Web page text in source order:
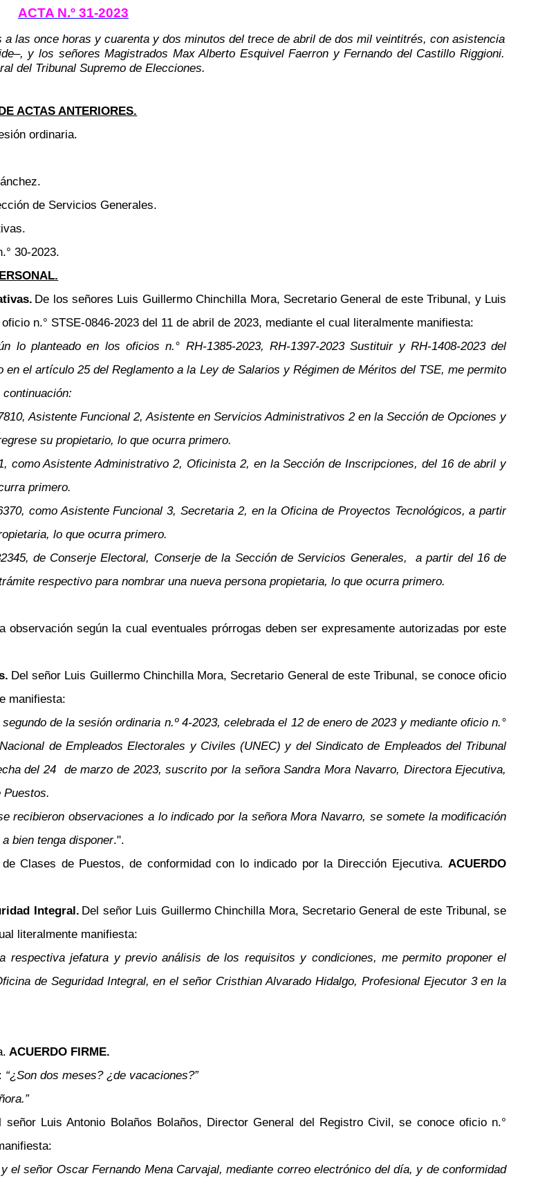
ACTA N.º 31-2023
a las once horas y cuarenta y dos minutos del trece de abril de dos mil veintitrés, con asistencia
y los señores Magistrados Max Alberto Esquivel Faerron y Fernando del Castillo Riggioni.
del Tribunal Supremo de Elecciones.
ACTAS ANTERIORES.
ordinaria.
de Servicios Generales.
30-2023.
De los señores Luis Guillermo Chinchilla Mora, Secretario General de este Tribunal, y Luis
n.° STSE-0846-2023 del 11 de abril de 2023, mediante el cual literalmente manifiesta:
planteado en los oficios n.° RH-1385-2023, RH-1397-2023 Sustituir y RH-1408-2023 del
el artículo 25 del Reglamento a la Ley de Salarios y Régimen de Méritos del TSE, me permito
Asistente Funcional 2, Asistente en Servicios Administrativos 2 en la Sección de Opciones y
su propietario, lo que ocurra primero.
como Asistente Administrativo 2, Oficinista 2, en la Sección de Inscripciones, del 16 de abril y
primero.
como Asistente Funcional 3, Secretaria 2, en la Oficina de Proyectos Tecnológicos, a partir
lo que ocurra primero.
de Conserje Electoral, Conserje de la Sección de Servicios Generales, a partir del 16 de
respectivo para nombrar una nueva persona propietaria, lo que ocurra primero.
observación según la cual eventuales prórrogas deben ser expresamente autorizadas por este
Del señor Luis Guillermo Chinchilla Mora, Secretario General de este Tribunal, se conoce oficio
manifiesta:
de la sesión ordinaria n.º 4-2023, celebrada el 12 de enero de 2023 y mediante oficio n.°
de Empleados Electorales y Civiles (UNEC) y del Sindicato de Empleados del Tribunal
del 24 de marzo de 2023, suscrito por la señora Sandra Mora Navarro, Directora Ejecutiva,
recibieron observaciones a lo indicado por la señora Mora Navarro, se somete la modificación
bien tenga disponer.".
Clases de Puestos, de conformidad con lo indicado por la Dirección Ejecutiva.ACUERDO
Integral. Del señor Luis Guillermo Chinchilla Mora, Secretario General de este Tribunal, se
literalmente manifiesta:
jefatura y previo análisis de los requisitos y condiciones, me permito proponer el
de Seguridad Integral, en el señor Cristhian Alvarado Hidalgo, Profesional Ejecutor 3 en la
ACUERDO FIRME.
“¿Son dos meses? ¿de vacaciones?”
señor Luis Antonio Bolaños Bolaños, Director General del Registro Civil, se conoce oficio n.°
señor Oscar Fernando Mena Carvajal, mediante correo electrónico del día, y de conformidad